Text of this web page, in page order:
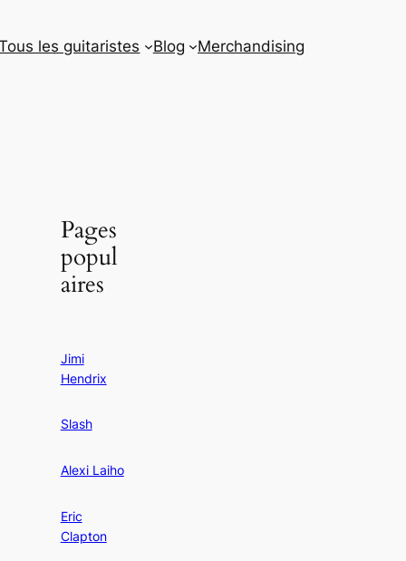
les guitaristes Blog Merchandising
Pages
popul
aires
Jimi
Hendrix
Slash
Alexi Laiho
Eric
Clapton